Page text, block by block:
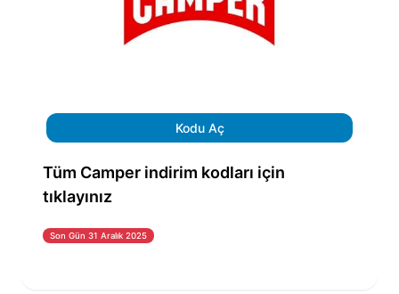
Kodu Aç
Tüm Camper indirim kodları için
tıklayınız
Son Gün 31 Aralık 2025